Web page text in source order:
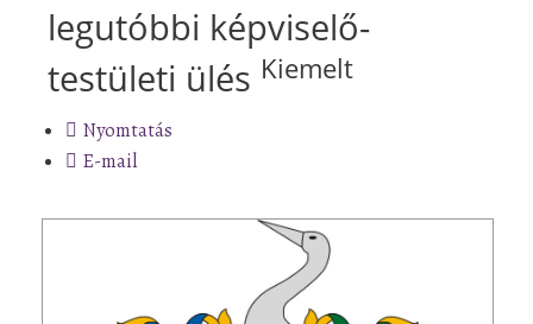
legutóbbi képviselő-
testületi ülés Kiemelt
Nyomtatás
E-mail